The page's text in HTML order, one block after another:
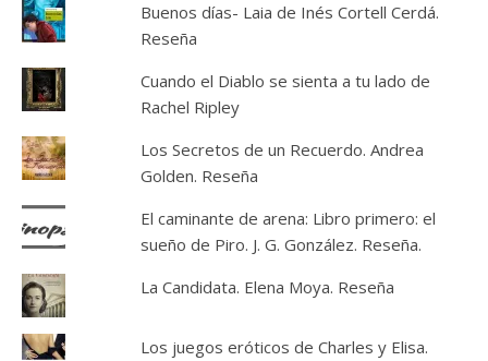
Buenos días- Laia de Inés Cortell Cerdá.
Reseña
Cuando el Diablo se sienta a tu lado de
Rachel Ripley
Los Secretos de un Recuerdo. Andrea
Golden. Reseña
El caminante de arena: Libro primero: el
sueño de Piro. J. G. González. Reseña.
La Candidata. Elena Moya. Reseña
Los juegos eróticos de Charles y Elisa.